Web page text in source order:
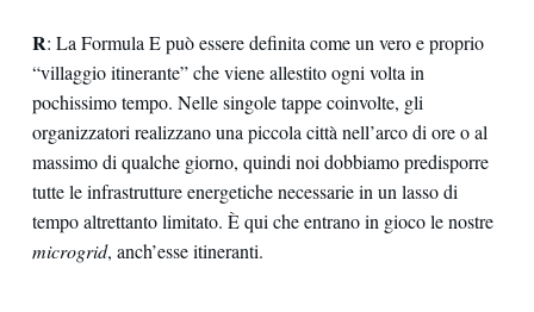
R: La Formula E può essere definita come un vero e proprio
“villaggio itinerante” che viene allestito ogni volta in
pochissimo tempo. Nelle singole tappe coinvolte, gli
organizzatori realizzano una piccola città nell’arco di ore o al
massimo di qualche giorno, quindi noi dobbiamo predisporre
tutte le infrastrutture energetiche necessarie in un lasso di
tempo altrettanto limitato. È qui che entrano in gioco le nostre
microgrid, anch’esse itineranti.